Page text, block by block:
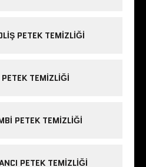
PETEK TEMIZLIĞI
TEMIZLIĞI
PETEK TEMIZLIĞI
PETEK TEMIZLIĞI